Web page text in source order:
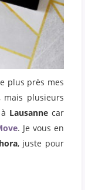
plus près mes
mais plusieurs
Lausanne car
. Je vous en
, juste pour